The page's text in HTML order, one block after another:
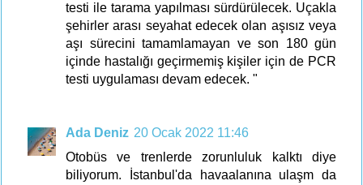
testi ile tarama yapılması sürdürülecek. Uçakla
şehirler arası seyahat edecek olan aşısız veya
aşı sürecini tamamlamayan ve son 180 gün
içinde hastalığı geçirmemiş kişiler için de PCR
testi uygulaması devam edecek. "
Ada Deniz 20 Ocak 2022 11:46
Otobüs ve trenlerde zorunluluk kalktı diye
biliyorum. İstanbul'da havaalanına ulaşm da